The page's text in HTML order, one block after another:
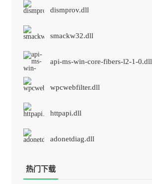
dismprov.dll
smackw32.dll
api-ms-win-core-fibers-l2-1-0.dll
wpcwebfilter.dll
httpapi.dll
adonetdiag.dll
热门下载